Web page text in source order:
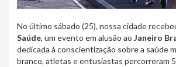
No último sábado (25), nossa cidade
Saúde, um evento em alusão ao Janeiro
dedicada à conscientização sobre a saúde
branco, atletas e entusiastas percorreram